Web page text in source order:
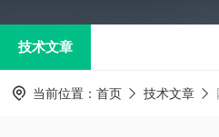
技术文章
当前位置： 首页 技术文章